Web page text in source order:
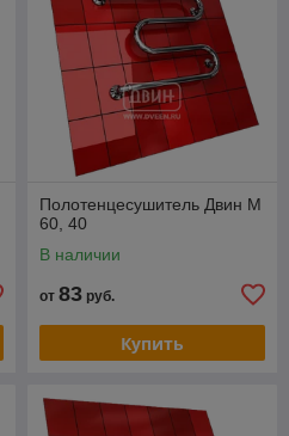
Полотенцесушитель Двин M
60, 40
В наличии
от 83 руб.
Купить